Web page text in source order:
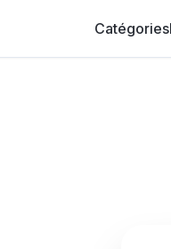
Catégories